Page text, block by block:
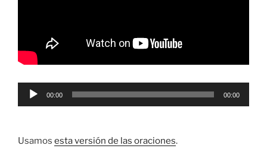
Reproductor
00:00 00:00
Usamos esta versión de las oraciones.